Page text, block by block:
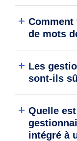
de mots
Les
sont-ils
Quelle
intégré à